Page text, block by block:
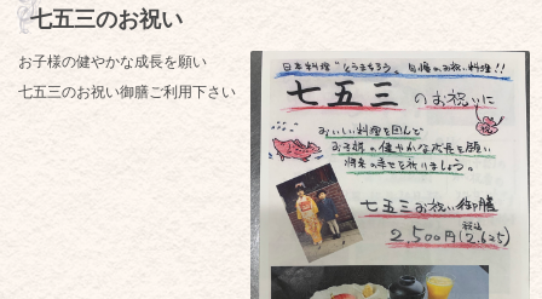
七五三のお祝い
お子様の健やかな成長を願い
七五三のお祝い御膳ご利用下さい